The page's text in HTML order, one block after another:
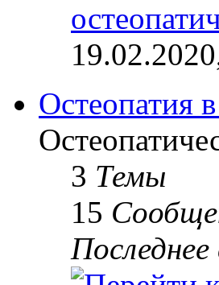
Остеопатия
3 Темы
15